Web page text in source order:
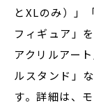
とXLのみ）」
フィギュア」
アクリルアー
ルスタンド」
す。詳細は、